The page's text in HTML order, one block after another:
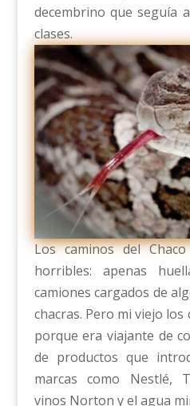
decembrino que seguía
clases.
Los caminos del
horribles: apenas
camiones cargados de
chacras. Pero mi viejo
porque era viajante de
de productos que
marcas como Nestlé,
vinos Norton y el agua